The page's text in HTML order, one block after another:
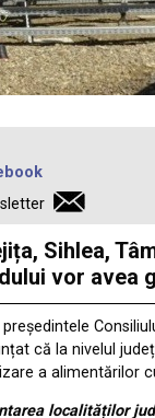
Sihlea,
vor avea
că la nivelul
a alimentărilor
localităților